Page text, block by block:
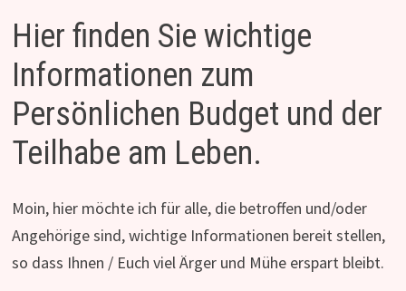
Hier finden Sie wichtige
Informationen zum
Persönlichen Budget und der
Teilhabe am Leben.
Moin, hier möchte ich für alle, die betroffen und/oder
Angehörige sind, wichtige Informationen bereit stellen,
so dass Ihnen / Euch viel Ärger und Mühe erspart bleibt.